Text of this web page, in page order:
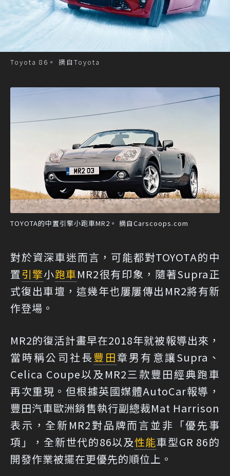
Toyota 86。 摘自Toyota
TOYOTA的中置引擎小跑車MR2。 摘自Carscoops.com
對於資深車迷而言，可能都對TOYOTA的中
置 引擎小跑車MR2很有印象，隨著Supra正
式復出車壇，這幾年也屢屢傳出MR2將有新
作登場。
MR2的復活計畫早在2018年就被報導出來，
當時稱公司社長豐田章男有意讓Supra、
Celica Coupe以及MR2三款豐田經典跑車
再次重現。但根據英國媒體AutoCar報導，
豐田汽車歐洲銷售執行副總裁Mat Harrison
表示，全新MR2對品牌而言並非「優先事
項」，全新世代的86以及性能車型GR 86的
開發作業被擺在更優先的順位上。